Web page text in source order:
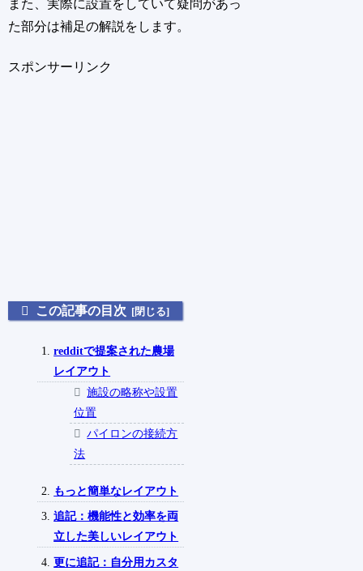
また、実際に設置をしていて疑問があっ
た部分は補足の解説をします。
スポンサーリンク
この記事の目次
redditで提案された農場
レイアウト
施設の略称や設置
位置
パイロンの接続方
法
もっと簡単なレイアウト
追記：機能性と効率を両
立した美しいレイアウト
更に追記：自分用カスタ